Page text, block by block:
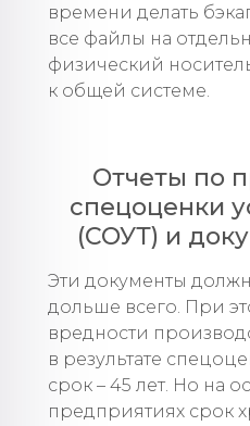
времени делать
все файлы на
физический
к общей системе.
Отчеты по
спецоценки
(СОУТ) и
Эти документы
дольше всего. При
вредности
в результате
срок – 45 лет. Но на
предприятиях срок